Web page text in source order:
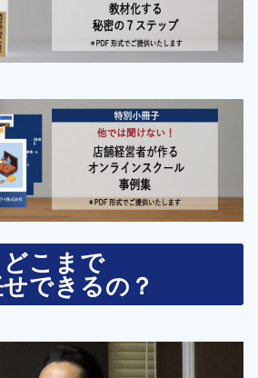
どこまで
できるの？